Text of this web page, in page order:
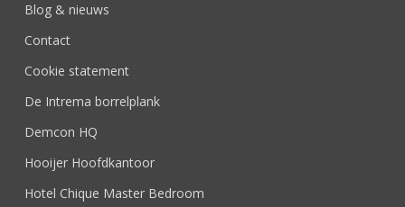
Blog & nieuws
Contact
Cookie statement
De Intrema borrelplank
Demcon HQ
Hooijer Hoofdkantoor
Hotel Chique Master Bedroom